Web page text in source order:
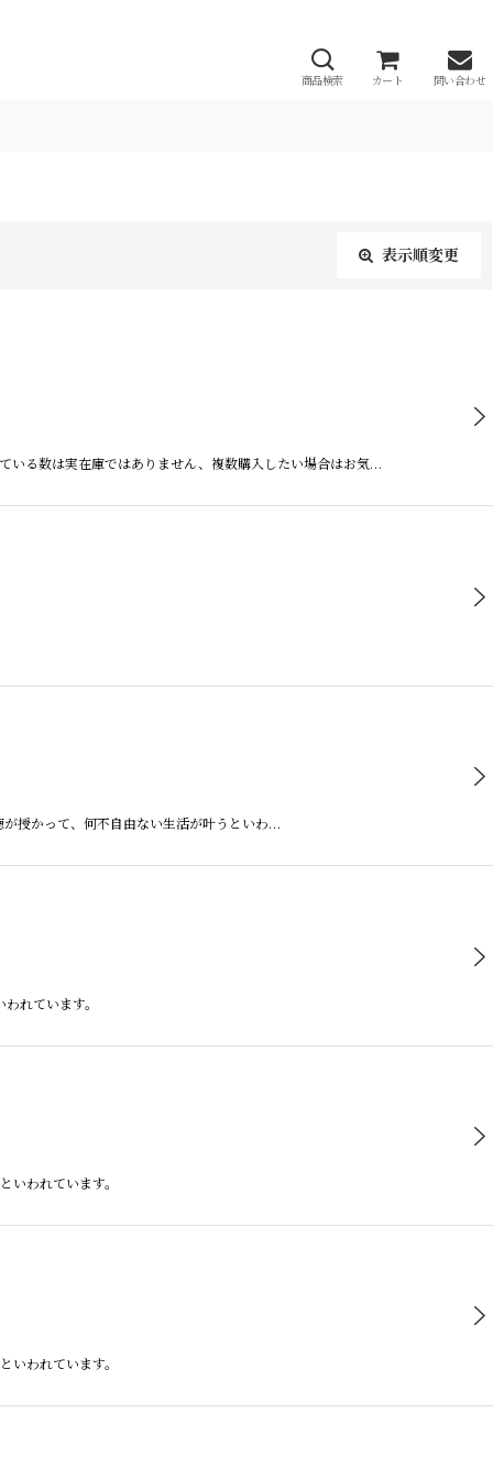
商品検索 カート 問い合わせ
表示順変更
いる数は実在庫ではありません、複数購入したい場合はお気…
授かって、何不自由ない生活が叶うといわ…
れています。
われています。
われています。